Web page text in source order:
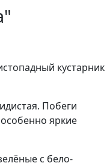
кустарник
Побеги
яркие
с бело-